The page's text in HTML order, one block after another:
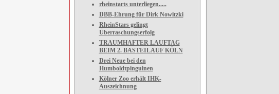
rheinstarts unterliegen.....
DBB-Ehrung für Dirk Nowitzki
RheinStars gelingt
Überraschungserfolg
TRAUMHAFTER LAUFTAG
BEIM 2. BASTEILAUF KÖLN
Drei Neue bei den
Humboldtpinguinen
Kölner Zoo erhält IHK-
Auszeichnung